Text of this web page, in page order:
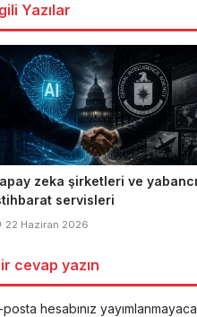
Yazılar
zeka şirketleri ve yabancı
servisleri
22 Haziran 2026
cevap yazın
posta hesabınız